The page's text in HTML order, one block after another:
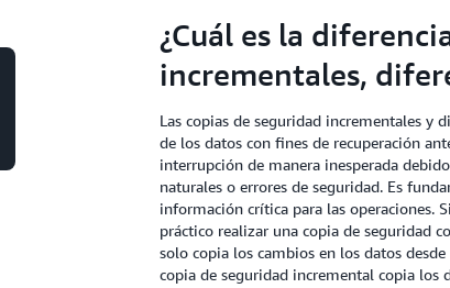
¿Cuál es la
incrementales,
Las copias de seguridad incrementales y
de los datos con fines de recuperación
interrupción de manera inesperada
naturales o errores de seguridad. Es
información crítica para las operaciones.
práctico realizar una copia de seguridad
solo copia los cambios en los datos
copia de seguridad incremental copia los